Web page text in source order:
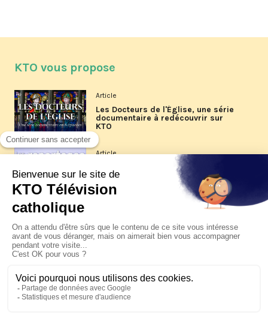
KTO vous propose
Article
Les Docteurs de l'Église, une série
documentaire à redécouvrir sur
KTO
Article
Les reportages d'été 2026 de KTO
La visite pastorale du pape Léon
XIV à Assise à suivre sur KTO le
jeudi 6 août
Le pape en Uruguay, Argentine et
Pérou du 6 au 17 novembre 2026